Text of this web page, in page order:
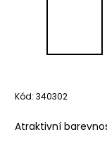
Kód: 340302
Atraktivní